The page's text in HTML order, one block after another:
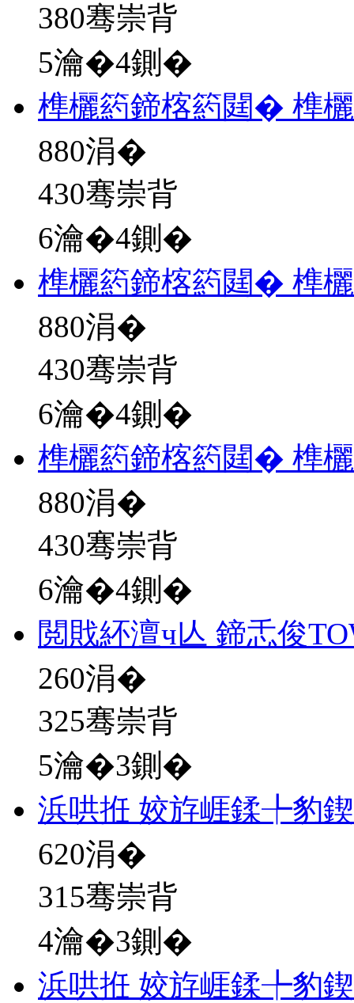
380骞崇背
5瀹�4鍘�
榫欐箹鍗楁箹閮� 榫
880涓�
430骞崇背
6瀹�4鍘�
榫欐箹鍗楁箹閮� 榫
880涓�
430骞崇背
6瀹�4鍘�
榫欐箹鍗楁箹閮� 榫
880涓�
430骞崇背
6瀹�4鍘�
閲戝紑澶ч亾 鍗忎俊
260涓�
325骞崇背
5瀹�3鍘�
浜哄拰 姣斿崕鍒╄豹
620涓�
315骞崇背
4瀹�3鍘�
浜哄拰 姣斿崕鍒╄豹